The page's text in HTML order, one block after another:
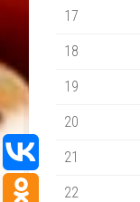
17
18
19
20
21
22